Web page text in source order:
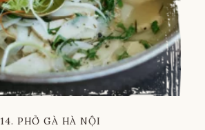
14. PHỞ GÀ HÀ NỘI